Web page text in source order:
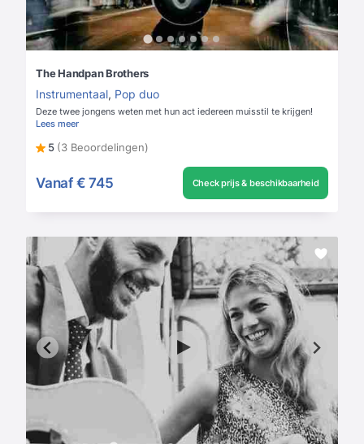
The Handpan Brothers
Instrumentaal, Pop duo
Deze twee jongens weten met hun act iedereen muisstil te krijgen!
Lees meer
5 (3 Beoordelingen)
Vanaf € 745 Check prijs & beschikbaarheid